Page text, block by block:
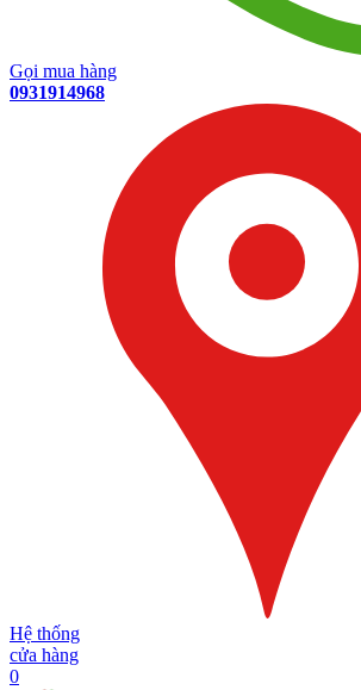
Gọi mua hàng
0931914968
Hệ thống
cửa hàng
0